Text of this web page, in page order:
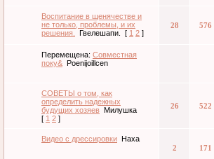
Воспитание в щенячестве и
не только, проблемы, и их
решения.
Гвелешапи. [ 1 2 ]
28 576
Перемещена: Совместная
поку& Poenijoillcen
СОВЕТЫ о том, как
определить надежных
будущих хозяев Милушка
[ 1 2 ]
26 522
Видео с дрессировки Наха
2
171